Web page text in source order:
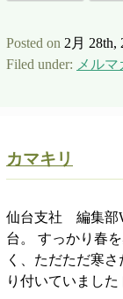
Posted on 2月 28th,
Filed under: メルマ
カマキリ
仙台支社 編集部
台。 すっかり春
く、ただただ寒
り付いていまし